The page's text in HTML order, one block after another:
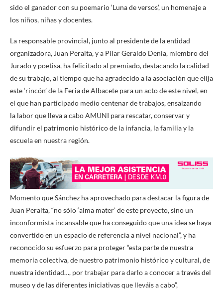
sido el ganador con su poemario ‘Luna de versos’, un homenaje a
los niños, niñas y docentes.
La responsable provincial, junto al presidente de la entidad
organizadora, Juan Peralta, y a Pilar Geraldo Denia, miembro del
Jurado y poetisa, ha felicitado al premiado, destacando la calidad
de su trabajo, al tiempo que ha agradecido a la asociación que elija
este ‘rincón’ de la Feria de Albacete para un acto de este nivel, en
el que han participado medio centenar de trabajos, ensalzando
la labor que lleva a cabo AMUNI para rescatar, conservar y
difundir el patrimonio histórico de la infancia, la familia y la
escuela en nuestra región.
Momento que Sánchez ha aprovechado para destacar la figura de
Juan Peralta, “no sólo ‘alma mater’ de este proyecto, sino un
inconformista incansable que ha conseguido que una idea se haya
convertido en un espacio de referencia a nivel nacional”, y ha
reconocido su esfuerzo para proteger “esta parte de nuestra
memoria colectiva, de nuestro patrimonio histórico y cultural, de
nuestra identidad…, por trabajar para darlo a conocer a través del
museo y de las diferentes iniciativas que lleváis a cabo”,